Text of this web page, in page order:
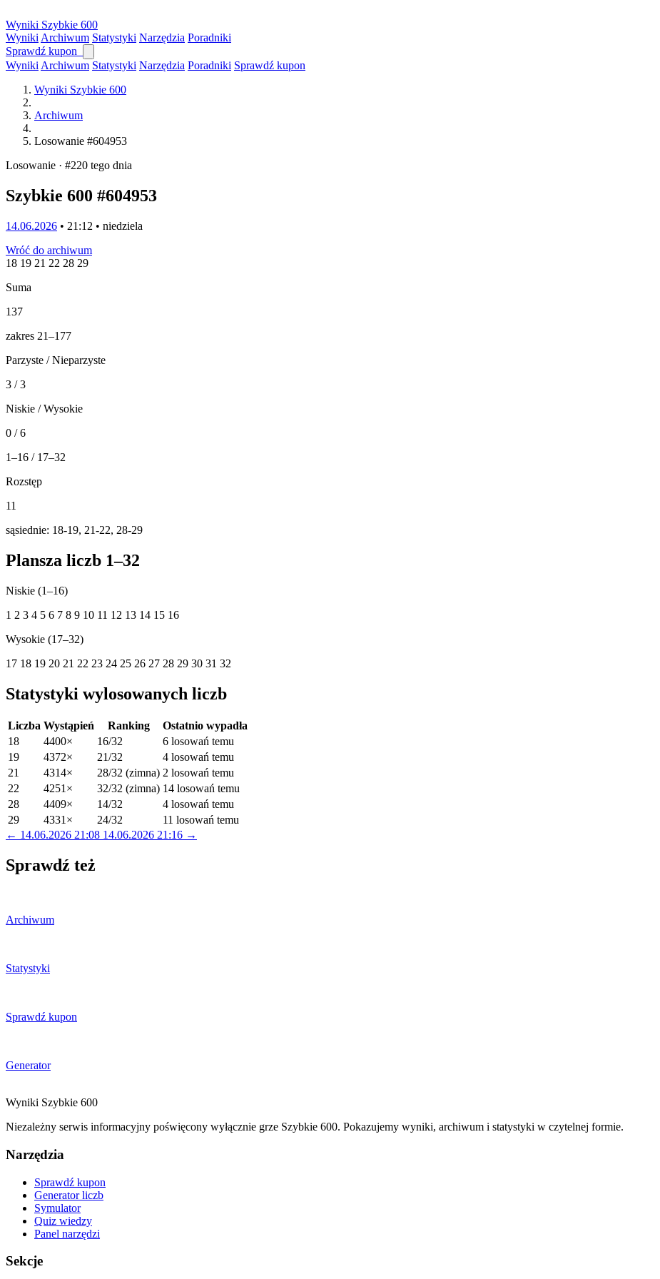
Wyniki Szybkie 600
Wyniki Archiwum Statystyki Narzędzia Poradniki
Sprawdź kupon
Wyniki Archiwum Statystyki Narzędzia Poradniki Sprawdź kupon
Wyniki Szybkie 600
Archiwum
Losowanie #604953
Losowanie · #220 tego dnia
Szybkie 600 #604953
14.06.2026 • 21:12 • niedziela
Wróć do archiwum
18 19 21 22 28 29
Suma
137
zakres 21–177
Parzyste / Nieparzyste
3 / 3
Niskie / Wysokie
0 / 6
1–16 / 17–32
Rozstęp
11
sąsiednie: 18-19, 21-22, 28-29
Plansza liczb 1–32
Niskie (1–16)
1 2 3 4 5 6 7 8 9 10 11 12 13 14 15 16
Wysokie (17–32)
17 18 19 20 21 22 23 24 25 26 27 28 29 30 31 32
Statystyki wylosowanych liczb
Liczba Wystąpień Ranking
Ostatnio wypadła
18
4400× 16/32
6 losowań temu
19
4372× 21/32
4 losowań temu
21
4314× 28/32 (zimna) 2 losowań temu
22
4251× 32/32 (zimna) 14 losowań temu
28
4409× 14/32
4 losowań temu
29
4331× 24/32
11 losowań temu
← 14.06.2026 21:08 14.06.2026 21:16 →
Sprawdź też
Archiwum
Statystyki
Sprawdź kupon
Generator
Wyniki Szybkie 600
Niezależny serwis informacyjny poświęcony wyłącznie grze Szybkie 600. Pokazujemy wyniki, archiwum i statystyki w czytelnej formie.
Narzędzia
Sprawdź kupon
Generator liczb
Symulator
Quiz wiedzy
Panel narzędzi
Sekcje